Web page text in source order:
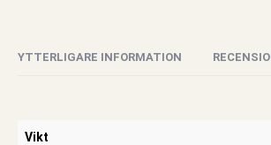
YTTERLIGARE INFORMATION
Vikt